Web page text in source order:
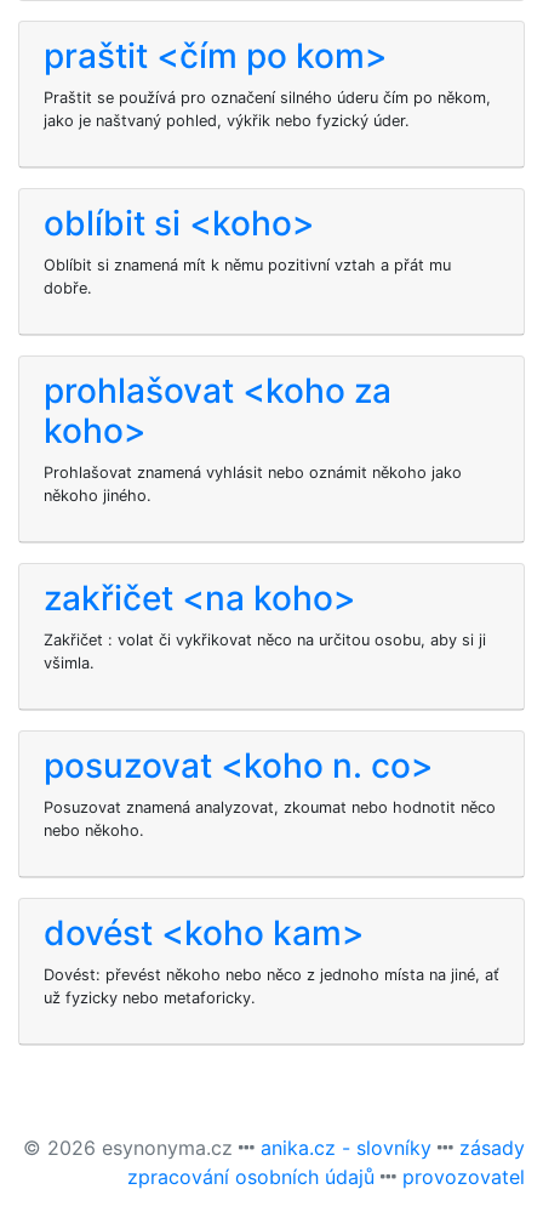
praštit <čím po kom>
Praštit se používá pro označení silného úderu čím po někom,
jako je naštvaný pohled, výkřik nebo fyzický úder.
oblíbit si <koho>
Oblíbit si znamená mít k němu pozitivní vztah a přát mu
dobře.
prohlašovat <koho za
koho>
Prohlašovat znamená vyhlásit nebo oznámit někoho jako
někoho jiného.
zakřičet <na koho>
Zakřičet : volat či vykřikovat něco na určitou osobu, aby si ji
všimla.
posuzovat <koho n. co>
Posuzovat znamená analyzovat, zkoumat nebo hodnotit něco
nebo někoho.
dovést <koho kam>
Dovést: převést někoho nebo něco z jednoho místa na jiné, ať
už fyzicky nebo metaforicky.
© 2026 esynonyma.cz anika.cz - slovníky
zásady
zpracování osobních údajů
provozovatel